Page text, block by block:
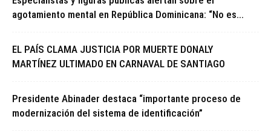
agotamiento mental en República Dominicana: “No es...
EL PAÍS CLAMA JUSTICIA POR MUERTE DONALY
MARTÍNEZ ULTIMADO EN CARNAVAL DE SANTIAGO
Presidente Abinader destaca “importante proceso de
modernización del sistema de identificación”